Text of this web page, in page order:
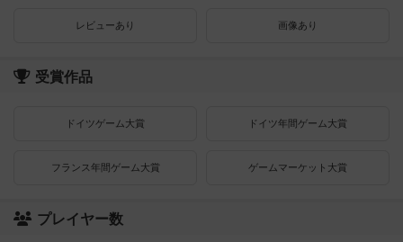
レビューあり 画像あり
受賞作品
ドイツゲーム大賞 ドイツ年間ゲーム大賞
フランス年間ゲーム大賞 ゲームマーケット大賞
プレイヤー数